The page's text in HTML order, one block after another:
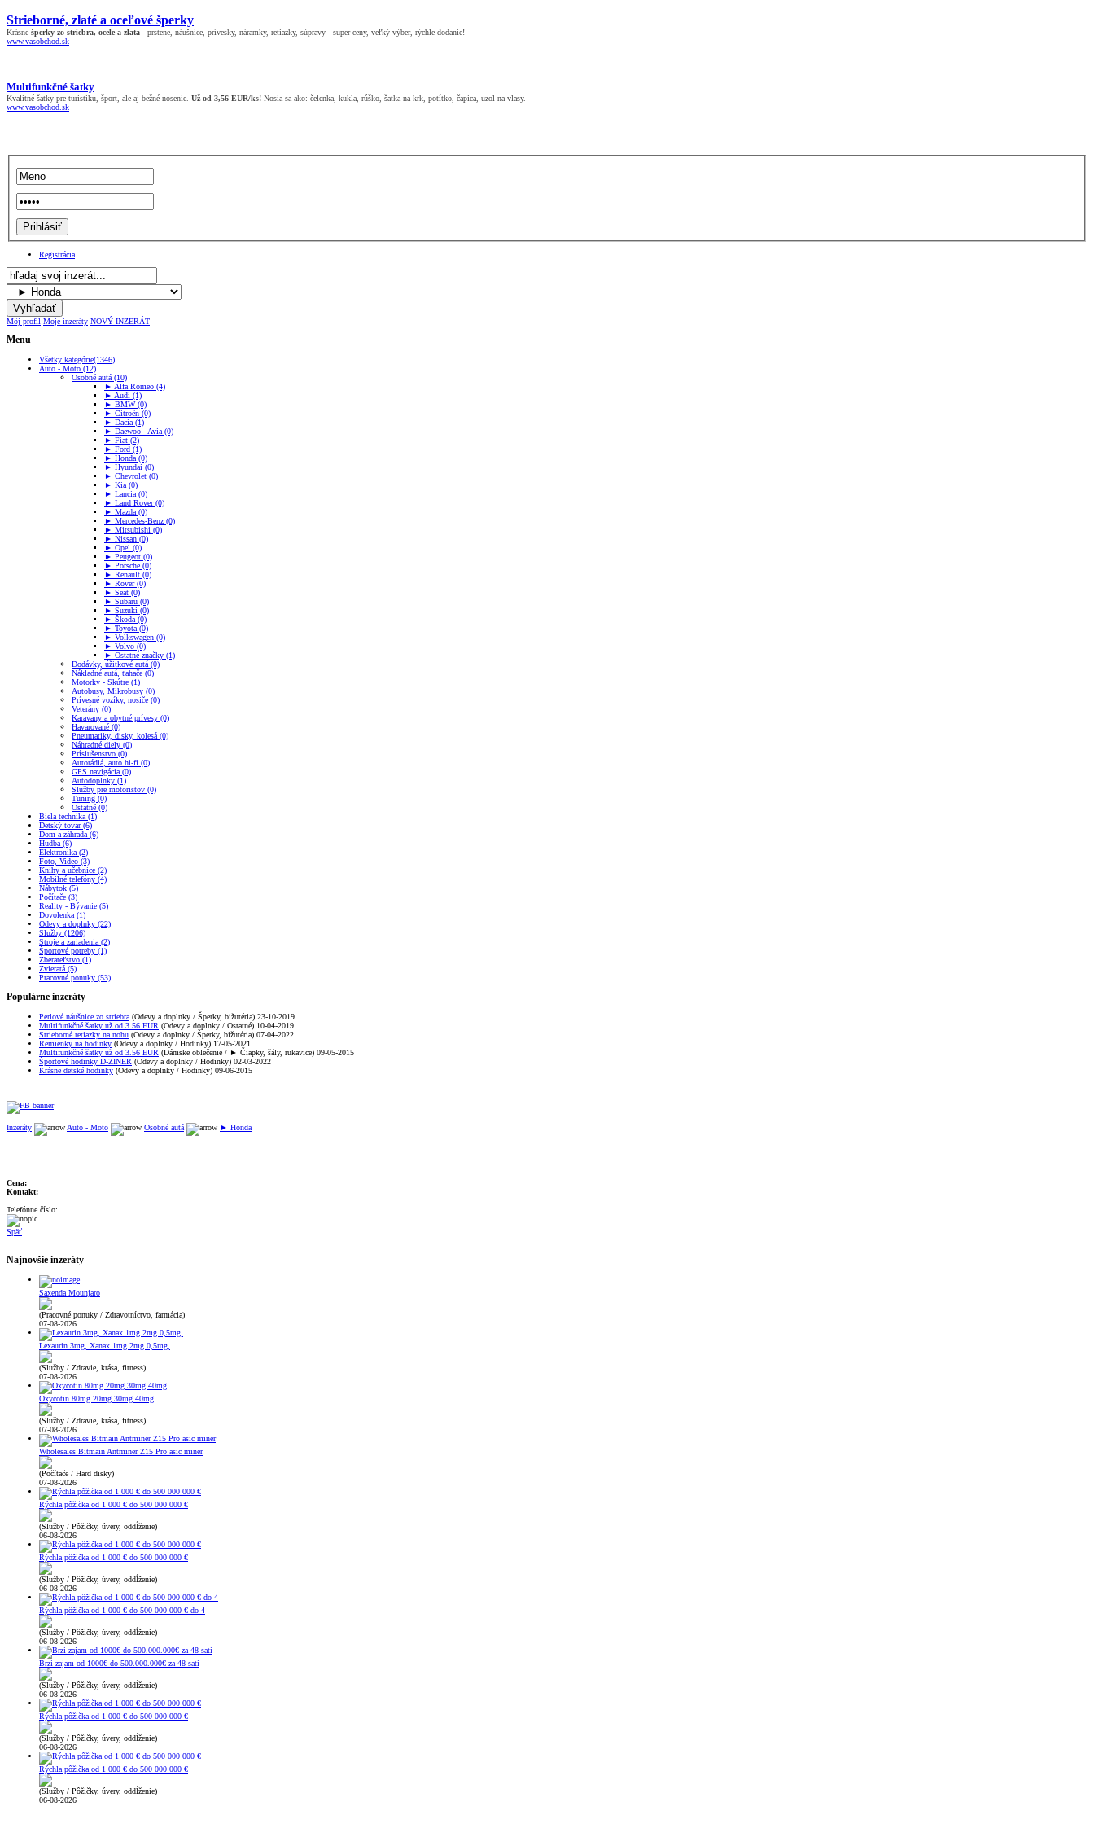
Strieborné, zlaté a oceľové šperky
Krásne šperky zo striebra, ocele a zlata - prstene, náušnice, prívesky, náramky, retiazky, súpravy - super ceny, veľký výber, rýchle dodanie!
www.vasobchod.sk
Multifunkčné šatky
Kvalitné šatky pre turistiku, šport, ale aj bežné nosenie. Už od 3,56 EUR/ks! Nosia sa ako: čelenka, kukla, rúško, šatka na krk, potítko, čapica, uzol na vlasy.
www.vasobchod.sk
Registrácia
Môj profil Moje inzeráty NOVÝ INZERÁT
Menu
Všetky kategórie(1346)
Auto - Moto (12)
Osobné autá (10)
► Alfa Romeo (4)
► Audi (1)
► BMW (0)
► Citroën (0)
► Dacia (1)
► Daewoo - Avia (0)
► Fiat (2)
► Ford (1)
► Honda (0)
► Hyundai (0)
► Chevrolet (0)
► Kia (0)
► Lancia (0)
► Land Rover (0)
► Mazda (0)
► Mercedes-Benz (0)
► Mitsubishi (0)
► Nissan (0)
► Opel (0)
► Peugeot (0)
► Porsche (0)
► Renault (0)
► Rover (0)
► Seat (0)
► Subaru (0)
► Suzuki (0)
► Škoda (0)
► Toyota (0)
► Volkswagen (0)
► Volvo (0)
► Ostatné značky (1)
Dodávky, úžitkové autá (0)
Nákladné autá, ťahače (0)
Motorky - Skútre (1)
Autobusy, Mikrobusy (0)
Prívesné vozíky, nosiče (0)
Veterány (0)
Karavany a obytné prívesy (0)
Havarované (0)
Pneumatiky, disky, kolesá (0)
Náhradné diely (0)
Príslušenstvo (0)
Autorádiá, auto hi-fi (0)
GPS navigácia (0)
Autodoplnky (1)
Služby pre motoristov (0)
Tuning (0)
Ostatné (0)
Biela technika (1)
Detský tovar (6)
Dom a záhrada (6)
Hudba (6)
Elektronika (2)
Foto, Video (3)
Knihy a učebnice (2)
Mobilné telefóny (4)
Nábytok (5)
Počítače (3)
Reality - Bývanie (5)
Dovolenka (1)
Odevy a doplnky (22)
Služby (1206)
Stroje a zariadenia (2)
Športové potreby (1)
Zberateľstvo (1)
Zvieratá (5)
Pracovné ponuky (53)
Populárne inzeráty
Perlové náušnice zo striebra (Odevy a doplnky / Šperky, bižutéria) 23-10-2019
Multifunkčné šatky už od 3.56 EUR (Odevy a doplnky / Ostatné) 10-04-2019
Strieborné retiazky na nohu (Odevy a doplnky / Šperky, bižutéria) 07-04-2022
Remienky na hodinky (Odevy a doplnky / Hodinky) 17-05-2021
Multifunkčné šatky už od 3.56 EUR (Dámske oblečenie / ► Čiapky, šály, rukavice) 09-05-2015
Športové hodinky D-ZINER (Odevy a doplnky / Hodinky) 02-03-2022
Krásne detské hodinky (Odevy a doplnky / Hodinky) 09-06-2015
Inzeráty Auto - Moto Osobné autá ► Honda
Cena:
Kontakt:
Telefónne číslo:
Späť
Najnovšie inzeráty
Saxenda Mounjaro
(Pracovné ponuky / Zdravotníctvo, farmácia)
07-08-2026
Lexaurin 3mg, Xanax 1mg 2mg 0,5mg,
(Služby / Zdravie, krása, fitness)
07-08-2026
Oxycotin 80mg 20mg 30mg 40mg
(Služby / Zdravie, krása, fitness)
07-08-2026
Wholesales Bitmain Antminer Z15 Pro asic miner
(Počítače / Hard disky)
07-08-2026
Rýchla pôžička od 1 000 € do 500 000 000 €
(Služby / Pôžičky, úvery, oddĺženie)
06-08-2026
Rýchla pôžička od 1 000 € do 500 000 000 €
(Služby / Pôžičky, úvery, oddĺženie)
06-08-2026
Rýchla pôžička od 1 000 € do 500 000 000 € do 4
(Služby / Pôžičky, úvery, oddĺženie)
06-08-2026
Brzi zajam od 1000€ do 500.000.000€ za 48 sati
(Služby / Pôžičky, úvery, oddĺženie)
06-08-2026
Rýchla pôžička od 1 000 € do 500 000 000 €
(Služby / Pôžičky, úvery, oddĺženie)
06-08-2026
Rýchla pôžička od 1 000 € do 500 000 000 €
(Služby / Pôžičky, úvery, oddĺženie)
06-08-2026